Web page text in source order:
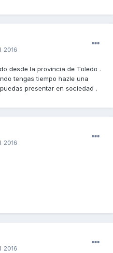
2016
desde la provincia de Toledo .
tengas tiempo hazle una
presentar en sociedad .
2016
2016